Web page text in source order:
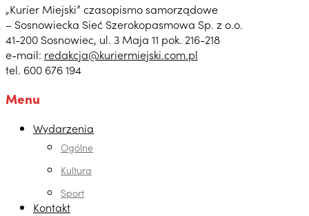
„Kurier Miejski” czasopismo samorządowe
– Sosnowiecka Sieć Szerokopasmowa Sp. z o.o.
41-200 Sosnowiec, ul. 3 Maja 11 pok. 216-218
e-mail: redakcja@kuriermiejski.com.pl
tel. 600 676 194
Menu
Wydarzenia
Ogólne
Kultura
Sport
Kontakt